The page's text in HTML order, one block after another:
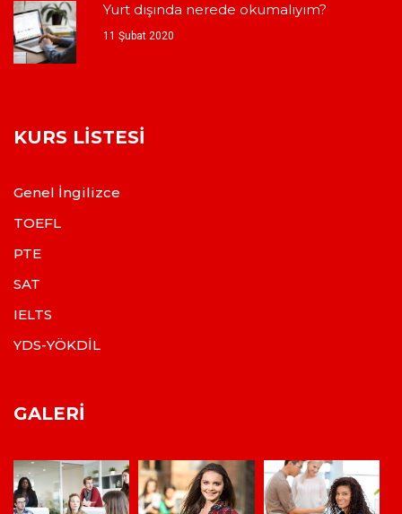
Yurt dışında nerede okumalıyım?
11 Şubat 2020
KURS LISTESI
Genel İngilizce
TOEFL
PTE
SAT
IELTS
YDS-YÖKDİL
GALERI